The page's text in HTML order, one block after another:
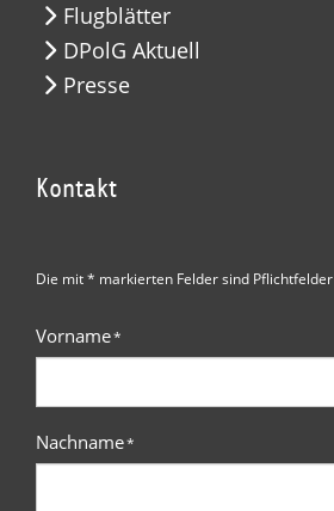
Flugblätter
DPolG Aktuell
Presse
Kontakt
Die mit * markierten Felder sind Pflichtfelder
Vorname*
Nachname*